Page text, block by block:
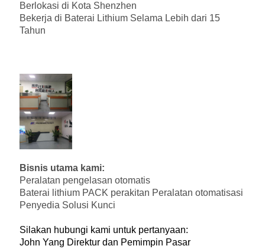
Berlokasi di Kota Shenzhen
Bekerja di Baterai Lithium Selama Lebih dari 15
Tahun
Bisnis utama kami:
Peralatan pengelasan otomatis
Baterai lithium PACK perakitan Peralatan otomatisasi
Penyedia Solusi Kunci
Silakan hubungi kami untuk pertanyaan:
John Yang Direktur dan Pemimpin Pasar